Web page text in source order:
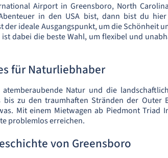
Airport in Greensboro, North
in den USA bist, dann bist du
ideale Ausgangspunkt, um die Schönheit
dabei die beste Wahl, um flexibel und
für Naturliebhaber
Natur und die
bis zu den traumhaften Stränden der Outer
Mit einem Mietwagen ab Piedmont Triad
problemlos erreichen.
von Greensboro